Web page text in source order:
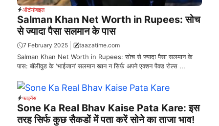
ऑटोमोबाइल
Salman Khan Net Worth in Rupees: सोच
से ज्यादा पैसा सलमान के पास
7 February 2025 taazatime.com
Salman Khan Net Worth in Rupees: सोच से ज्यादा पैसा सलमान के
पास: बॉलीवुड के ‘भाईजान’ सलमान खान न सिर्फ़ अपने एक्शन पैक्ड रोल्स ...
फाइनेंस
Sone Ka Real Bhav Kaise Pata Kare: इस
तरह सिर्फ कुछ सैकडों में पता करें सोने का ताजा भाव!